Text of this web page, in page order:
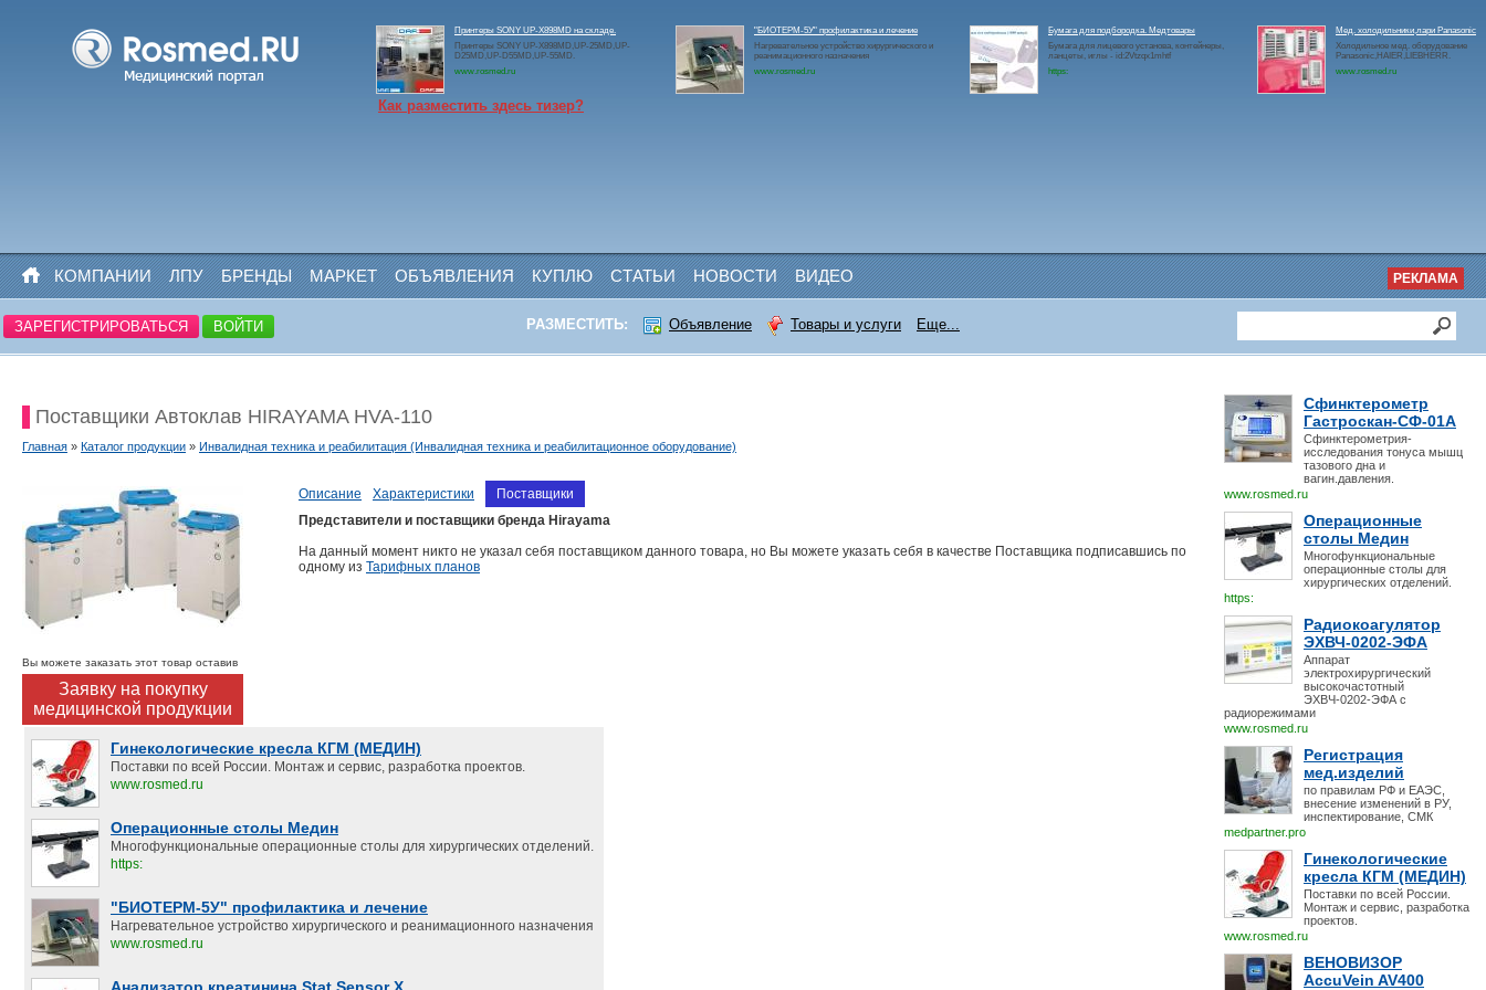
Принтеры SONY UP-X898MD на складе.
Принтеры SONY UP-X898MD,UP-25MD,UP-
D25MD,UP-D55MD,UP-55MD.
www.rosmed.ru
"БИОТЕРМ-5У" профилактика и лечение
Нагревательное устройство хирургического и
реанимационного назначения
www.rosmed.ru
Бумага для подбородка. Медтовары
Бумага для лицевого установа, контейнеры,
ланцеты, иглы - id:2Vtzqx1mhtf
https:
Мед. холодильники,лари Panasonic
Холодильное мед. оборудование
Panasonic,HAIER,LIEBHERR.
www.rosmed.ru
Как разместить здесь тизер?
КОМПАНИИ ЛПУ БРЕНДЫ МАРКЕТ ОБЪЯВЛЕНИЯ КУПЛЮ СТАТЬИ НОВОСТИ ВИДЕО РЕКЛАМА
ЗАРЕГИСТРИРОВАТЬСЯ ВОЙТИ РАЗМЕСТИТЬ: Объявление Товары и услуги Еще...
Сфинктерометр
Гастроскан-СФ-01А
Сфинктерометрия-
исследования тонуса мышц
тазового дна и
вагин.давления.
www.rosmed.ru
Операционные
столы Медин
Многофункциональные
операционные столы для
хирургических отделений.
https:
Радиокоагулятор
ЭХВЧ-0202-ЭФА
Аппарат
электрохирургический
высокочастотный
ЭХВЧ-0202-ЭФА с
радиорежимами
www.rosmed.ru
Регистрация
мед.изделий
по правилам РФ и ЕАЭС,
внесение изменений в РУ,
инспектирование, СМК
medpartner.pro
Гинекологические
кресла КГМ (МЕДИН)
Поставки по всей России.
Монтаж и сервис, разработка
проектов.
www.rosmed.ru
ВЕНОВИЗОР
AccuVein AV400
Поставщики Автоклав HIRAYAMA HVA-110
Главная » Каталог продукции » Инвалидная техника и реабилитация (Инвалидная техника и реабилитационное оборудование)
Вы можете заказать этот товар оставив
Заявку на покупку
медицинской продукции
Описание Характеристики
Поставщики
Представители и поставщики бренда Hirayama
На данный момент никто не указал себя поставщиком данного товара, но Вы можете указать себя в качестве Поставщика подписавшись по
одному из Тарифных планов
Гинекологические кресла КГМ (МЕДИН)
Поставки по всей России. Монтаж и сервис, разработка проектов.
www.rosmed.ru
Операционные столы Медин
Многофункциональные операционные столы для хирургических отделений.
https:
"БИОТЕРМ-5У" профилактика и лечение
Нагревательное устройство хирургического и реанимационного назначения
www.rosmed.ru